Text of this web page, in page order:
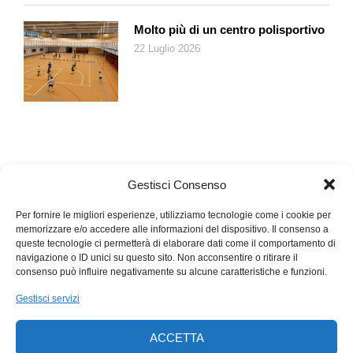
Gestisci Consenso
Per fornire le migliori esperienze, utilizziamo tecnologie come i cookie per
memorizzare e/o accedere alle informazioni del dispositivo. Il consenso a
queste tecnologie ci permetterà di elaborare dati come il comportamento di
navigazione o ID unici su questo sito. Non acconsentire o ritirare il
consenso può influire negativamente su alcune caratteristiche e funzioni.
Gestisci servizi
ACCETTA
Molto più di un centro polisportivo
22 Luglio 2026